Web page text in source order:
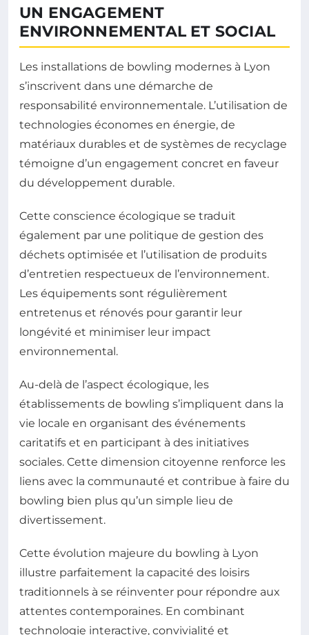
UN ENGAGEMENT
ENVIRONNEMENTAL ET SOCIAL
Les installations de bowling modernes à Lyon
s’inscrivent dans une démarche de
responsabilité environnementale. L’utilisation de
technologies économes en énergie, de
matériaux durables et de systèmes de recyclage
témoigne d’un engagement concret en faveur
du développement durable.
Cette conscience écologique se traduit
également par une politique de gestion des
déchets optimisée et l’utilisation de produits
d’entretien respectueux de l’environnement.
Les équipements sont régulièrement
entretenus et rénovés pour garantir leur
longévité et minimiser leur impact
environnemental.
Au-delà de l’aspect écologique, les
établissements de bowling s’impliquent dans la
vie locale en organisant des événements
caritatifs et en participant à des initiatives
sociales. Cette dimension citoyenne renforce les
liens avec la communauté et contribue à faire du
bowling bien plus qu’un simple lieu de
divertissement.
Cette évolution majeure du bowling à Lyon
illustre parfaitement la capacité des loisirs
traditionnels à se réinventer pour répondre aux
attentes contemporaines. En combinant
technologie interactive, convivialité et